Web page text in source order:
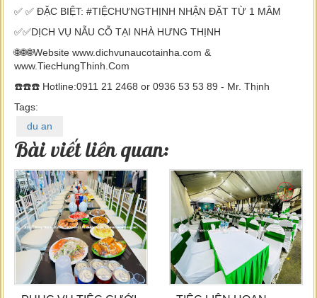
✅ ✅ ĐẶC BIỆT: #TIỆCHƯNGTHỊNH NHẬN ĐẶT TỪ 1 MÂM
✅✅DỊCH VỤ NẪU CỖ TẠI NHÀ HƯNG THỊNH
🌐🌐🌐Website www.dichvunaucotainha.com &
www.TiecHungThinh.Com
☎️☎️☎️ Hotline:0911 21 2468 or 0936 53 53 89 - Mr. Thịnh
Tags:
du an
Bài viết liên quan: